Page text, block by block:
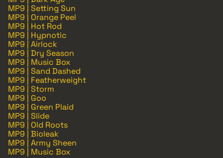
MP9 | Setting Sun
MP9 | Orange Peel
MP9 | Hot Rod
MP9 | Hypnotic
MP9 | Airlock
MP9 | Dry Season
MP9 | Music Box
MP9 | Sand Dashed
MP9 | Featherweight
MP9 | Storm
MP9 | Goo
MP9 | Green Plaid
MP9 | Slide
MP9 | Old Roots
MP9 | Bioleak
MP9 | Army Sheen
MP9 | Music Box